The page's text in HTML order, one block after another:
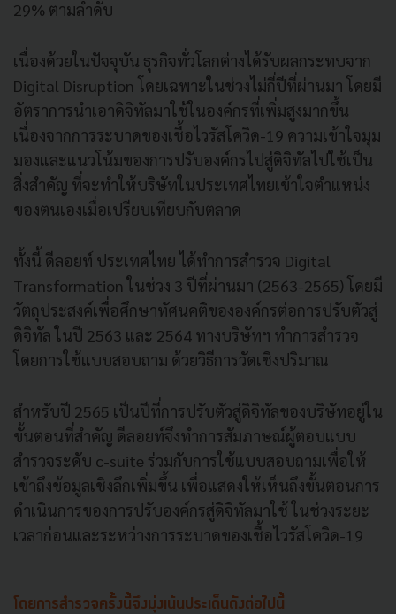
29% ตามลำดับ
เนื่องด้วยในปัจจุบัน ธุรกิจทั่วโลกต่างได้รับผลกระทบจาก
Digital Disruption โดยเฉพาะในช่วงไม่กี่ปีที่ผ่านมา โดยมี
อัตราการนำเอาดิจิทัลมาใช้ในองค์กรที่เพิ่มสูงมากขึ้น
เนื่องจากการระบาดของเชื้อไวรัสโควิด-19 ความเข้าใจมุม
มองและแนวโน้มของการปรับองค์กรไปสู่ดิจิทัลไปใช้เป็น
สิ่งสำคัญ ที่จะทำให้บริษัทในประเทศไทยเข้าใจตำแหน่ง
ของตนเองเมื่อเปรียบเทียบกับตลาด
ทั้งนี้ ดีลอยท์ ประเทศไทย ได้ทำการสำรวจ Digital
Transformation ในช่วง 3 ปีที่ผ่านมา (2563-2565) โดยมี
วัตถุประสงค์เพื่อศึกษาทัศนคติขององค์กรต่อการปรับตัวสู่
ดิจิทัล ในปี 2563 และ 2564 ทางบริษัทฯ ทำการสำรวจ
โดยการใช้แบบสอบถาม ด้วยวิธีการวัดเชิงปริมาณ
สำหรับปี 2565 เป็นปีที่การปรับตัวสู่ดิจิทัลของบริษัทอยู่ใน
ขั้นตอนที่สำคัญ ดีลอยท์จึงทำการสัมภาษณ์ผู้ตอบแบบ
สำรวจระดับ c-suite ร่วมกับการใช้แบบสอบถามเพื่อให้
เข้าถึงข้อมูลเชิงลึกเพิ่มขึ้น เพื่อแสดงให้เห็นถึงขั้นตอนการ
ดำเนินการของการปรับองค์กรสู่ดิจิทัลมาใช้ ในช่วงระยะ
เวลาก่อนและระหว่างการระบาดของเชื้อไวรัสโควิด-19
โดยการสำรวจครั้งนี้จึงมุ่งเน้นประเด็นดังต่อไปนี้